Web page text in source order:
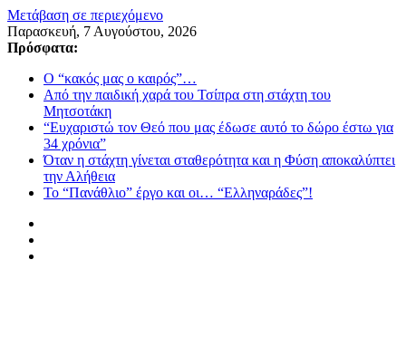
Μετάβαση σε περιεχόμενο
Παρασκευή, 7 Αυγούστου, 2026
Πρόσφατα:
Ο “κακός μας ο καιρός”…
Από την παιδική χαρά του Τσίπρα στη στάχτη του
Μητσοτάκη
“Ευχαριστώ τον Θεό που μας έδωσε αυτό το δώρο έστω για
34 χρόνια”
Όταν η στάχτη γίνεται σταθερότητα και η Φύση αποκαλύπτει
την Αλήθεια
Το “Πανάθλιο” έργο και οι… “Ελληναράδες”!